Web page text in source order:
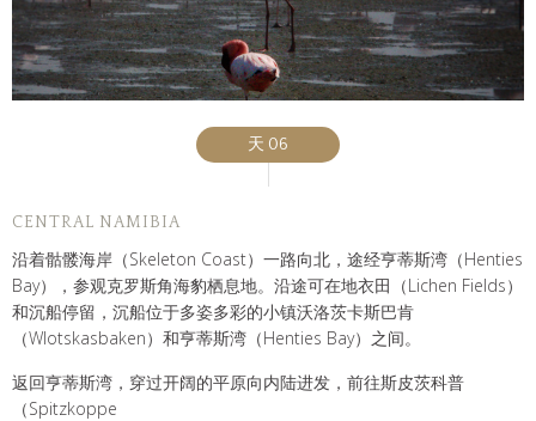
天 06
CENTRAL NAMIBIA
沿着骷髅海岸（Skeleton Coast）一路向北，途经亨蒂斯湾（Henties
Bay），参观克罗斯角海豹栖息地。沿途可在地衣田（Lichen Fields）
和沉船停留，沉船位于多姿多彩的小镇沃洛茨卡斯巴肯
（Wlotskasbaken）和亨蒂斯湾（Henties Bay）之间。
返回亨蒂斯湾，穿过开阔的平原向内陆进发，前往斯皮茨科普
（Spitzkoppe